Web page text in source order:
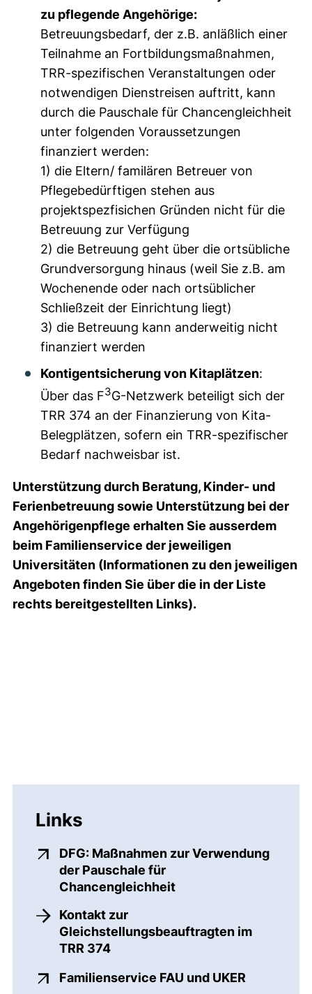
zu pflegende Angehörige:
Betreuungsbedarf, der z.B. anläßlich einer
Teilnahme an Fortbildungsmaßnahmen,
TRR-spezifischen Veranstaltungen oder
notwendigen Dienstreisen auftritt, kann
durch die Pauschale für Chancengleichheit
unter folgenden Voraussetzungen
finanziert werden:
1) die Eltern/ familären Betreuer von
Pflegebedürftigen stehen aus
projektspezfisichen Gründen nicht für die
Betreuung zur Verfügung
2) die Betreuung geht über die ortsübliche
Grundversorgung hinaus (weil Sie z.B. am
Wochenende oder nach ortsüblicher
Schließzeit der Einrichtung liegt)
3) die Betreuung kann anderweitig nicht
finanziert werden
Kontigentsicherung von Kitaplätzen:
Über das F3G-Netzwerk beteiligt sich der
TRR 374 an der Finanzierung von Kita-
Belegplätzen, sofern ein TRR-spezifischer
Bedarf nachweisbar ist.
Unterstützung durch Beratung, Kinder- und
Ferienbetreuung sowie Unterstützung bei der
Angehörigenpflege erhalten Sie ausserdem
beim Familienservice der jeweiligen
Universitäten (Informationen zu den jeweiligen
Angeboten finden Sie über die in der Liste
rechts bereitgestellten Links).
Links
DFG: Maßnahmen zur Verwendung
der Pauschale für
Chancengleichheit(externer Link, öffnet
Kontakt zur
Gleichstellungsbeauftragten im
TRR 374
Familienservice FAU und UKER